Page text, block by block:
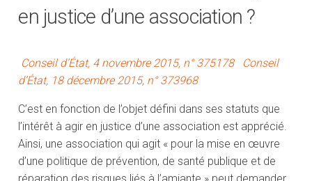
en justice d’une association ?
Conseil d’État, 4 novembre 2015, n° 375178
Conseil
d’État, 18 décembre 2015, n° 373968
C’est en fonction de l’objet défini dans ses statuts que
l’intérêt à agir en justice d’une association est apprécié.
Ainsi, une association qui agit « pour la mise en œuvre
d’une politique de prévention, de santé publique et de